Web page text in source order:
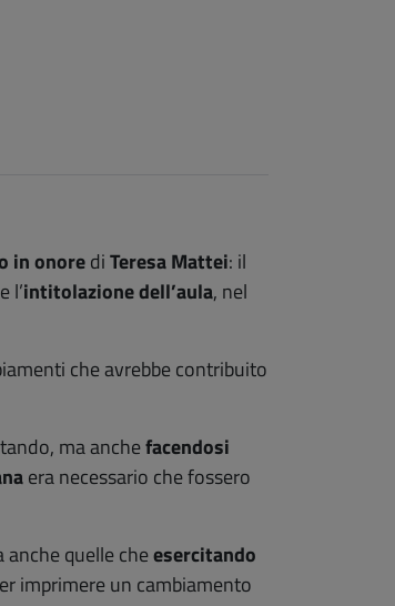
in onorediTeresa Mattei: il
l’intitolazione dell’aula, nel
che avrebbe contribuito
ma anchefacendosi
era necessario che fossero
anche quelle cheesercitando
imprimere un cambiamento